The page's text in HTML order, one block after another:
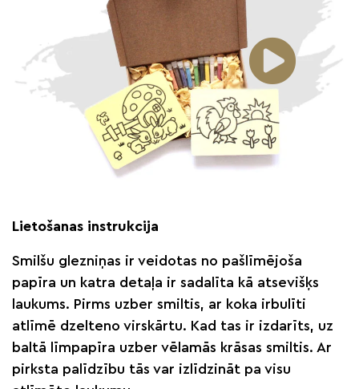
Lietošanas instrukcija
Smilšu glezniņas ir veidotas no pašlīmējoša
papīra un katra detaļa ir sadalīta kā atsevišķs
laukums. Pirms uzber smiltis, ar koka irbulīti
atlīmē dzelteno virskārtu. Kad tas ir izdarīts, uz
baltā līmpapīra uzber vēlamās krāsas smiltis. Ar
pirksta palīdzību tās var izlīdzināt pa visu